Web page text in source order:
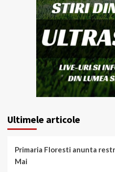
Ultimele articole
Primaria Floresti anunta
Mai